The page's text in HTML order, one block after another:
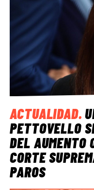
ACTUALIDAD.
PETTOVELLO
DEL AUMENTO
CORTE
PAROS